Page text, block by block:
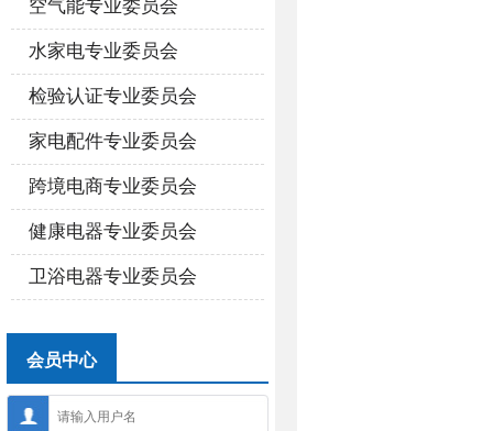
空气能专业委员会
水家电专业委员会
检验认证专业委员会
家电配件专业委员会
跨境电商专业委员会
健康电器专业委员会
卫浴电器专业委员会
会员中心